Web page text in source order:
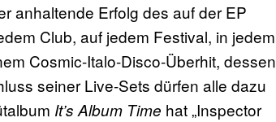
anhaltende Erfolg des auf der EP
Club, auf jedem Festival, in jedem
Cosmic-Italo-Disco-Überhit, dessen
seiner Live-Sets dürfen alle dazu
It’s Album Time hat „Inspector